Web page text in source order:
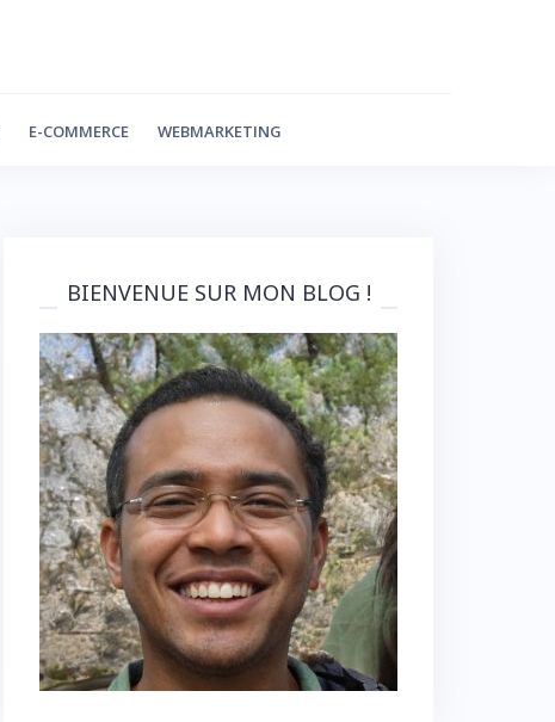
E-COMMERCE WEBMARKETING
BIENVENUE SUR MON BLOG !